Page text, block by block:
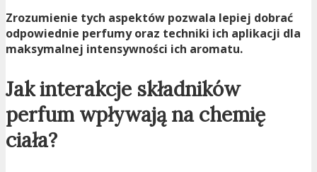
Zrozumienie tych aspektów pozwala lepiej dobrać
odpowiednie perfumy oraz techniki ich aplikacji dla
maksymalnej intensywności ich aromatu.
Jak interakcje składników
perfum wpływają na chemię
ciała?